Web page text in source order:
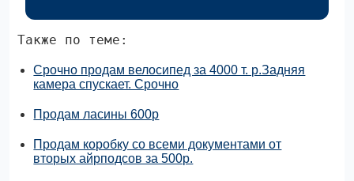
Также по теме:
Срочно продам велосипед за 4000 т. р.Задняя
камера спускает. Срочно
Продам ласины 600р
Продам коробку со всеми документами от
вторых айрподсов за 500р.